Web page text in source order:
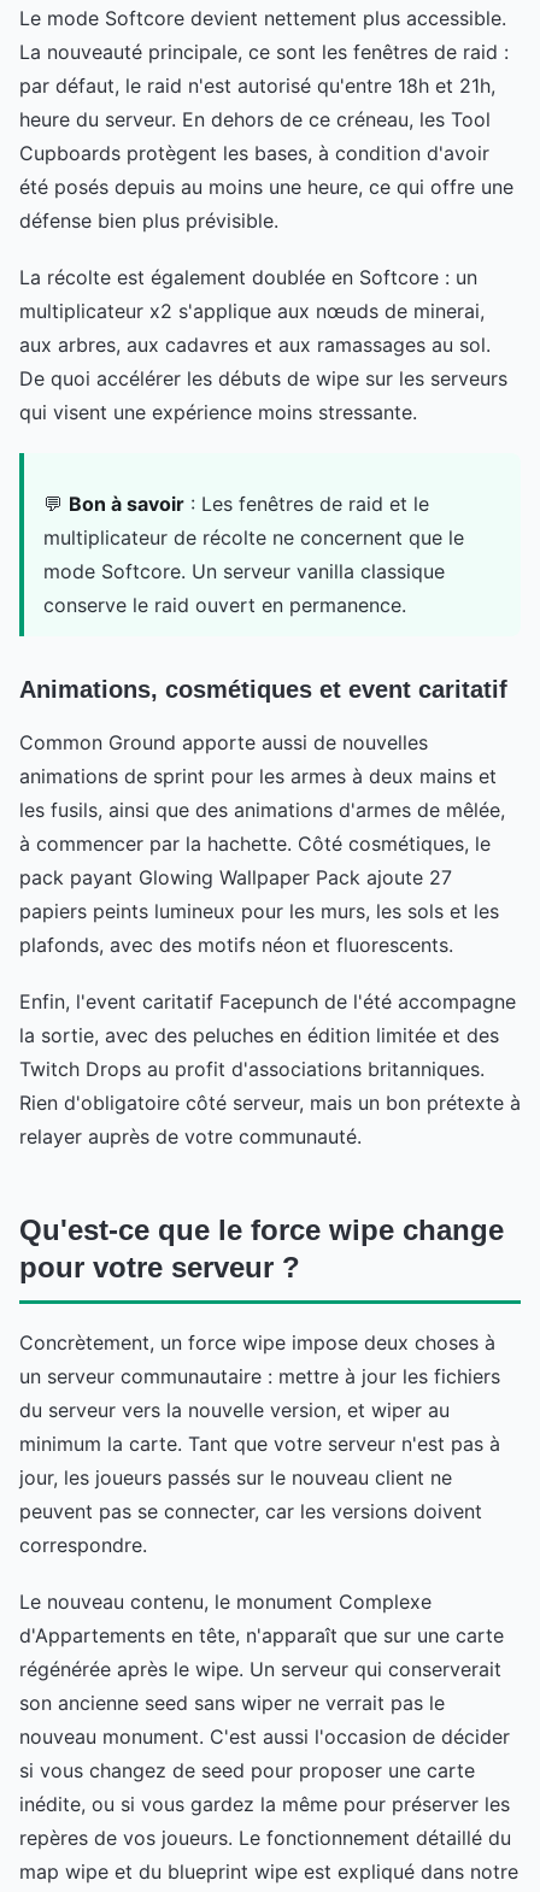
Le mode Softcore devient nettement plus accessible.
La nouveauté principale, ce sont les fenêtres de raid :
par défaut, le raid n'est autorisé qu'entre 18h et 21h,
heure du serveur. En dehors de ce créneau, les Tool
Cupboards protègent les bases, à condition d'avoir
été posés depuis au moins une heure, ce qui offre une
défense bien plus prévisible.
La récolte est également doublée en Softcore : un
multiplicateur x2 s'applique aux nœuds de minerai,
aux arbres, aux cadavres et aux ramassages au sol.
De quoi accélérer les débuts de wipe sur les serveurs
qui visent une expérience moins stressante.
💬 Bon à savoir : Les fenêtres de raid et le
multiplicateur de récolte ne concernent que le
mode Softcore. Un serveur vanilla classique
conserve le raid ouvert en permanence.
Animations, cosmétiques et event caritatif
Common Ground apporte aussi de nouvelles
animations de sprint pour les armes à deux mains et
les fusils, ainsi que des animations d'armes de mêlée,
à commencer par la hachette. Côté cosmétiques, le
pack payant Glowing Wallpaper Pack ajoute 27
papiers peints lumineux pour les murs, les sols et les
plafonds, avec des motifs néon et fluorescents.
Enfin, l'event caritatif Facepunch de l'été accompagne
la sortie, avec des peluches en édition limitée et des
Twitch Drops au profit d'associations britanniques.
Rien d'obligatoire côté serveur, mais un bon prétexte à
relayer auprès de votre communauté.
Qu'est-ce que le force wipe change
pour votre serveur ?
Concrètement, un force wipe impose deux choses à
un serveur communautaire : mettre à jour les fichiers
du serveur vers la nouvelle version, et wiper au
minimum la carte. Tant que votre serveur n'est pas à
jour, les joueurs passés sur le nouveau client ne
peuvent pas se connecter, car les versions doivent
correspondre.
Le nouveau contenu, le monument Complexe
d'Appartements en tête, n'apparaît que sur une carte
régénérée après le wipe. Un serveur qui conserverait
son ancienne seed sans wiper ne verrait pas le
nouveau monument. C'est aussi l'occasion de décider
si vous changez de seed pour proposer une carte
inédite, ou si vous gardez la même pour préserver les
repères de vos joueurs. Le fonctionnement détaillé du
map wipe et du blueprint wipe est expliqué dans notre